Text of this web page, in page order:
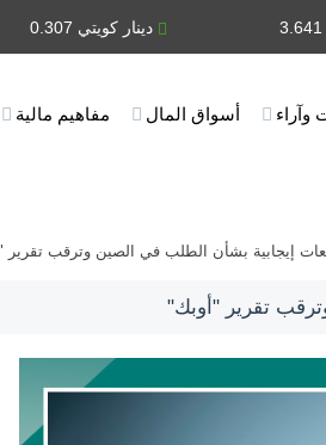
دينار كويتي 0.307
وآراء أسواق المال مفاهيم مالية
إيجابية بشأن الطلب في الصين وترقب تقرير
تقرير "أوبك"